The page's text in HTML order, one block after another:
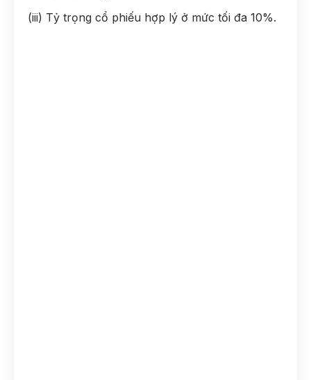
(iii) Tỷ trọng cổ phiếu hợp lý ở mức tối đa 10%.